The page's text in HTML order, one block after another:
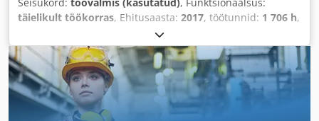
täielikult töökorras, Ehitusaasta: 2017, töötunnid: 1 706 h,
, kütuse tüüp:
maksimaalne kiirus:30 km/h, esmane registreerimine:
07/2017
, järgmine ülevaatus (TÜV):07/2026, tagumise
rehvi suurus:500/85 R24, masina/sõiduki number:
YHG233775, Varustus:
haagise haakeseade, kabiin,
kliimaseade, rapsilõikur, valgustus,